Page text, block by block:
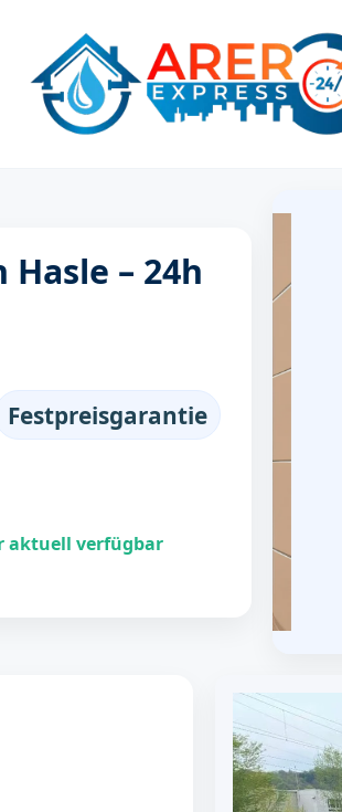
– 24h
Festpreisgarantie
aktuell verfügbar